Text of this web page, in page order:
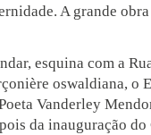
A grande
esquina com a
oswaldiana, o
Vanderley
da inauguração